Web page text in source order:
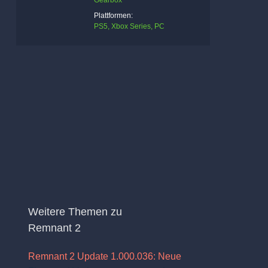
Plattformen:
PS5, Xbox Series, PC
Weitere Themen zu
Remnant 2
Remnant 2 Update 1.000.036: Neue